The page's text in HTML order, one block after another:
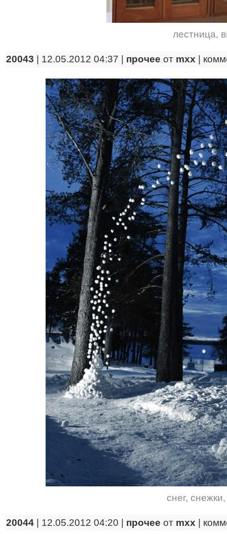
лестница,
20043 | 12.05.2012 04:37 | прочее от mxx
снег, снежки
20044 | 12.05.2012 04:20 | прочее от mxx